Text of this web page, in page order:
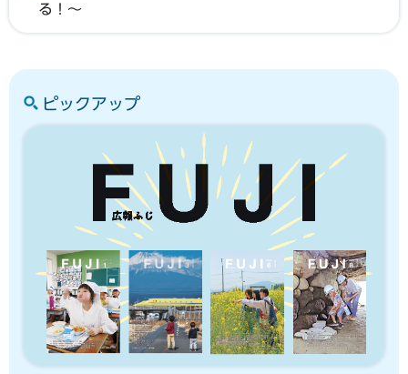
る！～
ピックアップ